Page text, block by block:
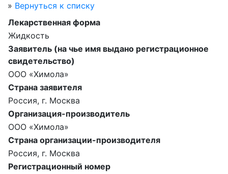
» Вернуться к списку
Лекарственная форма
Жидкость
Заявитель (на чье имя выдано регистрационное
свидетельство)
ООО «Химола»
Страна заявителя
Россия, г. Москва
Организация-производитель
ООО «Химола»
Страна организации-производителя
Россия, г. Москва
Регистрационный номер